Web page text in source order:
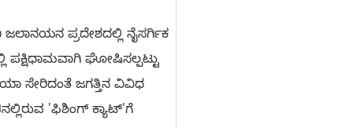
ಪ್ರದೇಶದಲ್ಲಿ ನೈಸರ್ಗಿಕ
ಪಕ್ಷಿಧಾಮವಾಗಿ ಘೋಷಿಸಲ್ಪಟ್ಟು
ಸೇರಿದಂತೆ ಜಗತ್ತಿನ ವಿವಿಧ
'ಫಿಶಿಂಗ್ ಕ್ಯಾಟ್'ಗೆ